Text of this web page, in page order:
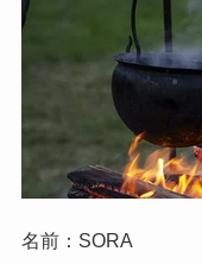
名前：SORA